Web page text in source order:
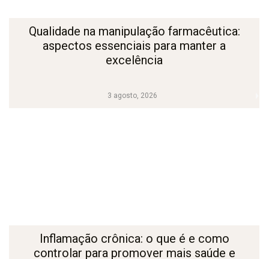
3 agosto, 2026
Qualidade na manipulação farmacêutica:
aspectos essenciais para manter a
excelência
Inflamação crônica: o que é e como
controlar para promover mais saúde e